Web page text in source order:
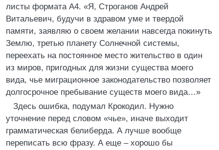
листы формата А4. «Я, Строганов Андрей
Витальевич, будучи в здравом уме и твердой
памяти, заявляю о своем желании навсегда покинуть
Землю, третью планету Солнечной системы,
переехать на постоянное место жительство в один
из миров, пригодных для жизни существа моего
вида, чье миграционное законодательство позволяет
долгосрочное пребывание существ моего вида…»
Здесь ошибка, подумал Крокодил. Нужно
уточнение перед словом «чье», иначе выходит
грамматическая белиберда. А лучше вообще
переписать всю фразу. А еще – хорошо бы